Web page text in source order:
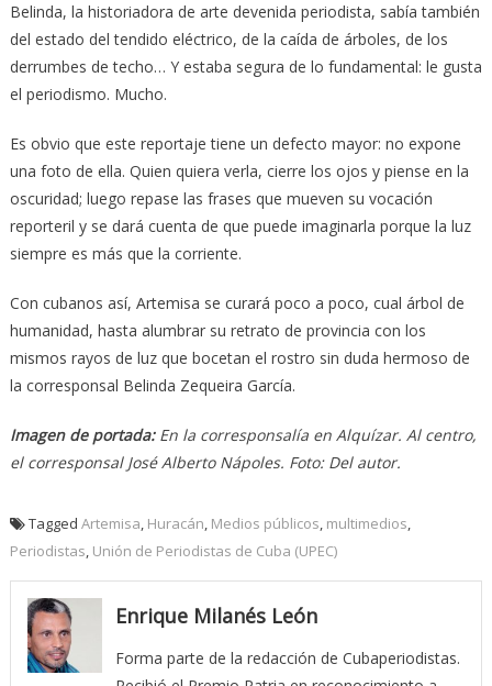
Belinda, la historiadora de arte devenida periodista, sabía también
del estado del tendido eléctrico, de la caída de árboles, de los
derrumbes de techo… Y estaba segura de lo fundamental: le gusta
el periodismo. Mucho.
Es obvio que este reportaje tiene un defecto mayor: no expone
una foto de ella. Quien quiera verla, cierre los ojos y piense en la
oscuridad; luego repase las frases que mueven su vocación
reporteril y se dará cuenta de que puede imaginarla porque la luz
siempre es más que la corriente.
Con cubanos así, Artemisa se curará poco a poco, cual árbol de
humanidad, hasta alumbrar su retrato de provincia con los
mismos rayos de luz que bocetan el rostro sin duda hermoso de
la corresponsal Belinda Zequeira García.
Imagen de portada: En la corresponsalía en Alquízar. Al centro,
el corresponsal José Alberto Nápoles. Foto: Del autor.
Tagged Artemisa, Huracán, Medios públicos, multimedios,
Periodistas, Unión de Periodistas de Cuba (UPEC)
Enrique Milanés León
Forma parte de la redacción de Cubaperiodistas.